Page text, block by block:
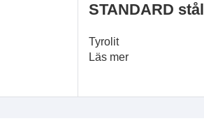
STANDARD stål
Tyrolit
Läs mer